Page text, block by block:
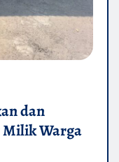
dan
Milik Warga